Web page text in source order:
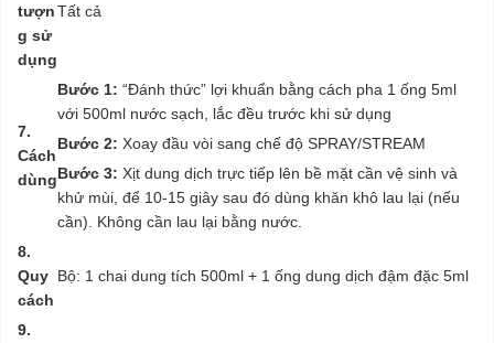
tượn
g sử
dụng
Tất cả
7.
Cách
dùng
Bước 1: “Đánh thức” lợi khuẩn bằng cách pha 1 ống 5ml
với 500ml nước sạch, lắc đều trước khi sử dụng
Bước 2: Xoay đầu vòi sang chế độ SPRAY/STREAM
Bước 3: Xịt dung dịch trực tiếp lên bề mặt cần vệ sinh và
khử mùi, để 10-15 giây sau đó dùng khăn khô lau lại (nếu
cần). Không cần lau lại bằng nước.
8.
Quy
cách
Bộ: 1 chai dung tích 500ml + 1 ống dung dịch đậm đặc 5ml
9.